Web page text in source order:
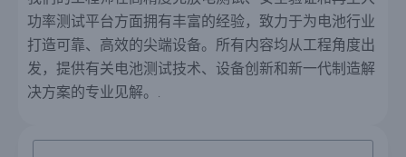
功率测试平台方面拥有丰富的经验，致力于为电池行业
打造可靠、高效的尖端设备。所有内容均从工程角度出
发，提供有关电池测试技术、设备创新和新一代制造解
决方案的专业见解。.